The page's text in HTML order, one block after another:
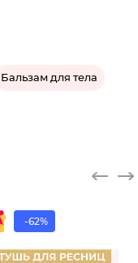
Бальзам для тела
-62%